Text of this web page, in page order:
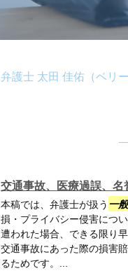
弁護士 太田 佳佑（ベリ
交通事故、医療過誤、
本稿では、弁護士が扱う 一
損・プライバシー侵害につ
遭われた場合、できる限り
交通事故にあった際の損害
るためです。...